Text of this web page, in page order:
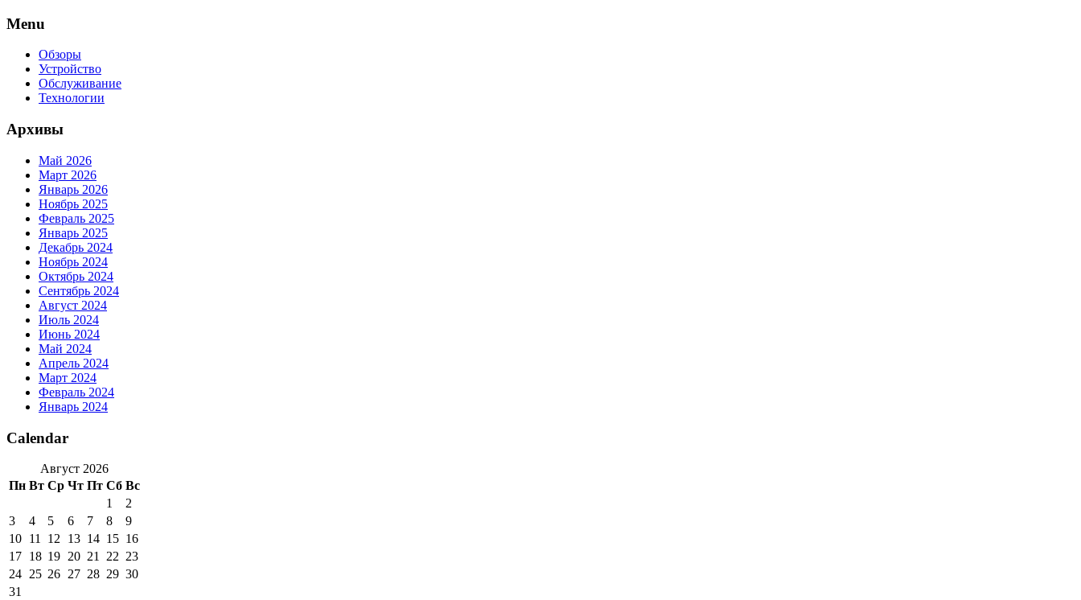
Skip
content
Menu
Обзоры
Устройство
Обслуживание
Технологии
Архивы
Май 2026
Март 2026
Январь 2026
Ноябрь 2025
Февраль 2025
Январь 2025
Декабрь 2024
Ноябрь 2024
Октябрь 2024
Сентябрь 2024
Август 2024
Июль 2024
Июнь 2024
Май 2024
Апрель 2024
Март 2024
Февраль 2024
Январь 2024
Calendar
Август 2026
Пн Вт Ср Чт Пт Сб Вс
1
2
3
4 5 6 7 8
9
10 11 12 13 14 15 16
17 18 19 20 21 22 23
24 25 26 27 28 29 30
31